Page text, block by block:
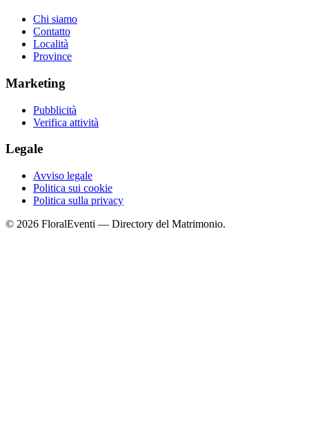
Chi siamo
Contatto
Località
Province
Marketing
Pubblicità
Verifica attività
Legale
Avviso legale
Politica sui cookie
Politica sulla privacy
© 2026 FloralEventi — Directory del Matrimonio.